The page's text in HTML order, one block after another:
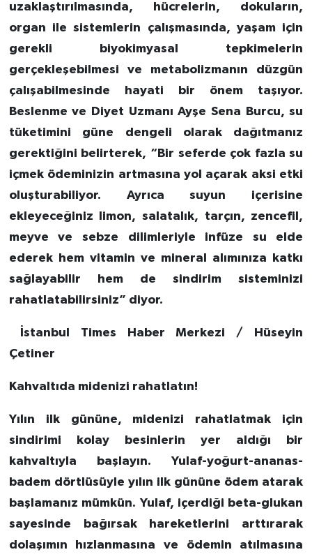
uzaklaştırılmasında,
hücrelerin, dokuların,
organ ile sistemlerin çalışmasında, yaşam için
gerekli biyokimyasal tepkimelerin
gerçekleşebilmesi ve metabolizmanın düzgün
çalışabilmesinde hayati bir önem taşıyor.
Beslenme ve Diyet Uzmanı Ayşe Sena Burcu, su
tüketimini güne dengeli olarak dağıtmanız
gerektiğini belirterek, “Bir seferde çok fazla su
içmek ödeminizin artmasına yol açarak aksi etki
oluşturabiliyor. Ayrıca suyun içerisine
ekleyeceğiniz limon, salatalık, tarçın, zencefil,
meyve ve sebze dilimleriyle infüze su elde
ederek hem vitamin ve mineral alımınıza katkı
sağlayabilir hem de sindirim sisteminizi
rahatlatabilirsiniz” diyor.
İstanbul Times Haber Merkezi / Hüseyin
Çetiner
Kahvaltıda midenizi rahatlatın!
Yılın ilk gününe, midenizi rahatlatmak için
sindirimi kolay besinlerin yer aldığı bir
kahvaltıyla başlayın. Yulaf-yoğurt-ananas-
badem dörtlüsüyle yılın ilk gününe ödem atarak
başlamanız mümkün. Yulaf, içerdiği beta-glukan
sayesinde bağırsak hareketlerini arttırarak
dolaşımın hızlanmasına ve ödemin atılmasına